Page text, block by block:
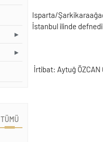
TÜMÜ
Isparta/
İstanbul ilinde
İrtibat: Aytuğ